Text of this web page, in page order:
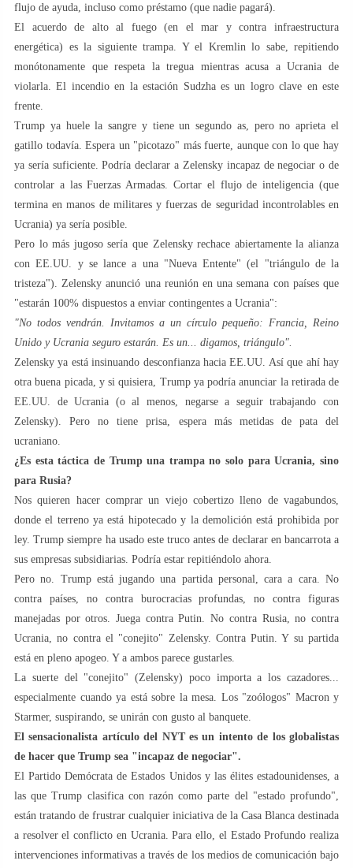
flujo de ayuda, incluso como préstamo (que nadie pagará).
El acuerdo de alto al fuego (en el mar y contra infraestructura
energética) es la siguiente trampa. Y el Kremlin lo sabe, repitiendo
monótonamente que respeta la tregua mientras acusa a Ucrania de
violarla. El incendio en la estación Sudzha es un logro clave en este
frente.
Trump ya huele la sangre y tiene un segundo as, pero no aprieta el
gatillo todavía. Espera un "picotazo" más fuerte, aunque con lo que hay
ya sería suficiente. Podría declarar a Zelensky incapaz de negociar o de
controlar a las Fuerzas Armadas. Cortar el flujo de inteligencia (que
termina en manos de militares y fuerzas de seguridad incontrolables en
Ucrania) ya sería posible.
Pero lo más jugoso sería que Zelensky rechace abiertamente la alianza
con EE.UU. y se lance a una "Nueva Entente" (el "triángulo de la
tristeza"). Zelensky anunció una reunión en una semana con países que
"estarán 100% dispuestos a enviar contingentes a Ucrania":
"No todos vendrán. Invitamos a un círculo pequeño: Francia, Reino
Unido y Ucrania seguro estarán. Es un... digamos, triángulo".
Zelensky ya está insinuando desconfianza hacia EE.UU. Así que ahí hay
otra buena picada, y si quisiera, Trump ya podría anunciar la retirada de
EE.UU. de Ucrania (o al menos, negarse a seguir trabajando con
Zelensky). Pero no tiene prisa, espera más metidas de pata del
ucraniano.
¿Es esta táctica de Trump una trampa no solo para Ucrania, sino
para Rusia?
Nos quieren hacer comprar un viejo cobertizo lleno de vagabundos,
donde el terreno ya está hipotecado y la demolición está prohibida por
ley. Trump siempre ha usado este truco antes de declarar en bancarrota a
sus empresas subsidiarias. Podría estar repitiéndolo ahora.
Pero no. Trump está jugando una partida personal, cara a cara. No
contra países, no contra burocracias profundas, no contra figuras
manejadas por otros. Juega contra Putin. No contra Rusia, no contra
Ucrania, no contra el "conejito" Zelensky. Contra Putin. Y su partida
está en pleno apogeo. Y a ambos parece gustarles.
La suerte del "conejito" (Zelensky) poco importa a los cazadores...
especialmente cuando ya está sobre la mesa. Los "zoólogos" Macron y
Starmer, suspirando, se unirán con gusto al banquete.
El sensacionalista artículo del NYT es un intento de los globalistas
de hacer que Trump sea "incapaz de negociar".
El Partido Demócrata de Estados Unidos y las élites estadounidenses, a
las que Trump clasifica con razón como parte del "estado profundo",
están tratando de frustrar cualquier iniciativa de la Casa Blanca destinada
a resolver el conflicto en Ucrania. Para ello, el Estado Profundo realiza
intervenciones informativas a través de los medios de comunicación bajo